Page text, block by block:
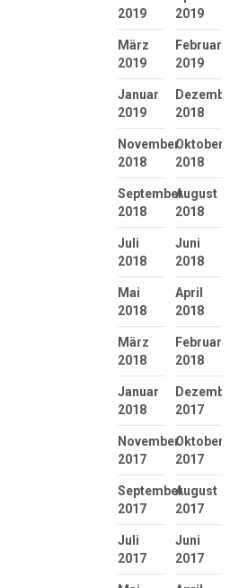
2019
2019
März
2019
Februar
2019
Januar
2019
2018
November
2018
Oktober
2018
September
2018
August
2018
Juli
2018
Juni
2018
Mai
2018
April
2018
März
2018
Februar
2018
Januar
2018
2017
November
2017
Oktober
2017
September
2017
August
2017
Juli
2017
Juni
2017